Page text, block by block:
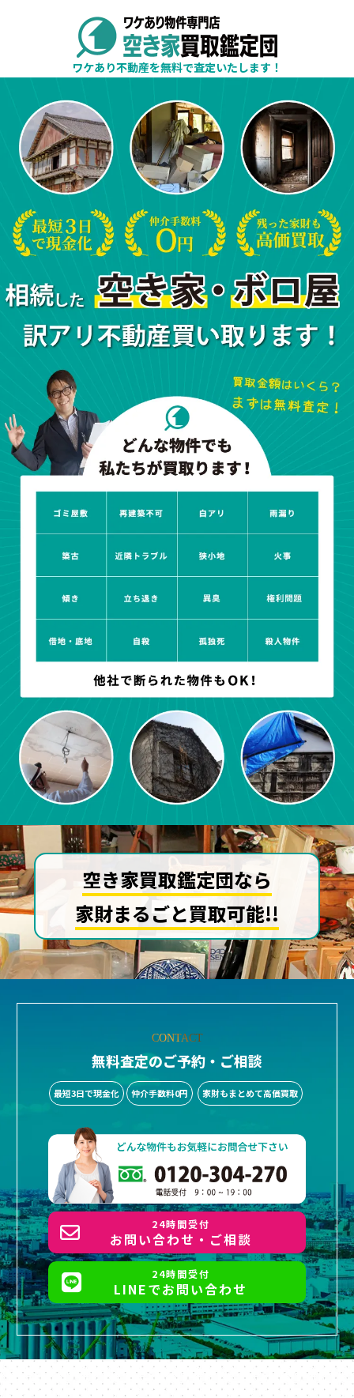
ワケあり不動産を無料で査定いたします！
空き家・相続した不動産・ワケあ
空き家買取鑑定団なら
家財まるごと買取可能!!
CONTACT
無料査定のご予約・ご相談
最短3日で現金化 仲介手数料0円 家財もまとめて高価買取
24時間受付
お問い合わせ・ご相談
24時間受付
LINEでお問い合わせ